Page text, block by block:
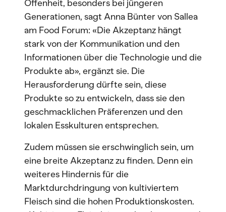
Offenheit, besonders bei jüngeren
Generationen, sagt Anna Bünter von Sallea
am Food Forum: «Die Akzeptanz hängt
stark von der Kommunikation und den
Informationen über die Technologie und die
Produkte ab», ergänzt sie. Die
Herausforderung dürfte sein, diese
Produkte so zu entwickeln, dass sie den
geschmacklichen Präferenzen und den
lokalen Esskulturen entsprechen.
Zudem müssen sie erschwinglich sein, um
eine breite Akzeptanz zu finden. Denn ein
weiteres Hindernis für die
Marktdurchdringung von kultiviertem
Fleisch sind die hohen Produktionskosten.